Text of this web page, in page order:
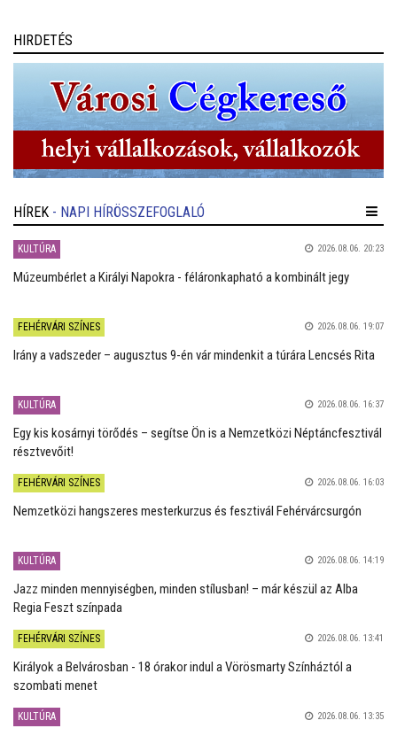
HIRDETÉS
HÍREK - NAPI HÍRÖSSZEFOGLALÓ
KULTÚRA 2026.08.06. 20:23
Múzeumbérlet a Királyi Napokra - féláronkapható a kombinált jegy
FEHÉRVÁRI SZÍNES 2026.08.06. 19:07
Irány a vadszeder – augusztus 9-én vár mindenkit a túrára Lencsés Rita
KULTÚRA 2026.08.06. 16:37
Egy kis kosárnyi törődés – segítse Ön is a Nemzetközi Néptáncfesztivál
résztvevőit!
FEHÉRVÁRI SZÍNES 2026.08.06. 16:03
Nemzetközi hangszeres mesterkurzus és fesztivál Fehérvárcsurgón
KULTÚRA 2026.08.06. 14:19
Jazz minden mennyiségben, minden stílusban! – már készül az Alba
Regia Feszt színpada
FEHÉRVÁRI SZÍNES 2026.08.06. 13:41
Királyok a Belvárosban - 18 órakor indul a Vörösmarty Színháztól a
szombati menet
KULTÚRA 2026.08.06. 13:35